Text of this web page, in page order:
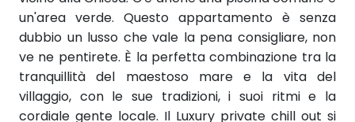
un'area verde. Questo appartamento è senza
dubbio un lusso che vale la pena consigliare, non
ve ne pentirete. È la perfetta combinazione tra la
tranquillità del maestoso mare e la vita del
villaggio, con le sue tradizioni, i suoi ritmi e la
cordiale gente locale. Il Luxury private chill out si